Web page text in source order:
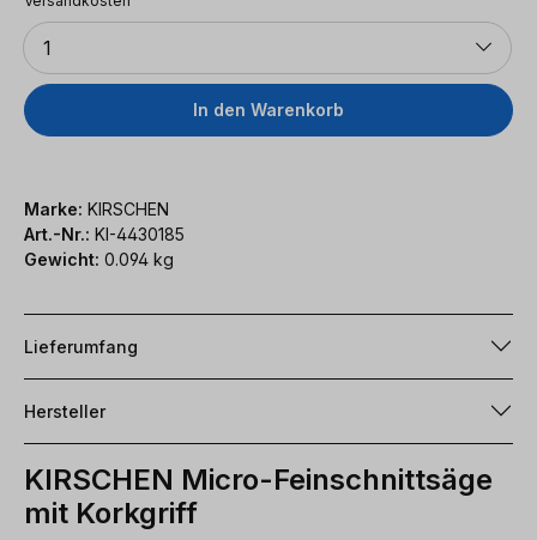
Anzahl
1
In den Warenkorb
Marke: KIRSCHEN
Art.-Nr.: KI-4430185
Gewicht: 0.094 kg
Lieferumfang
Hersteller
KIRSCHEN Micro-Feinschnittsäge
mit Korkgriff